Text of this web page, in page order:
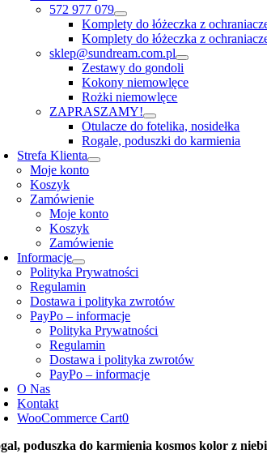
572 977 079
Komplety do łóżeczka z
Komplety do łóżeczka z
sklep@sundream.com.pl
Zestawy do gondoli
Kokony niemowlęce
Rożki niemowlęce
ZAPRASZAMY!
Otulacze do fotelika, nosidełka
Rogale, poduszki do karmienia
Strefa Klienta
Moje konto
Koszyk
Zamówienie
Moje konto
Koszyk
Zamówienie
Informacje
Polityka Prywatności
Regulamin
Dostawa i polityka zwrotów
PayPo – informacje
Polityka Prywatności
Regulamin
Dostawa i polityka zwrotów
PayPo – informacje
O Nas
Kontakt
WooCommerce Cart0
poduszka do karmienia kosmos kolor z